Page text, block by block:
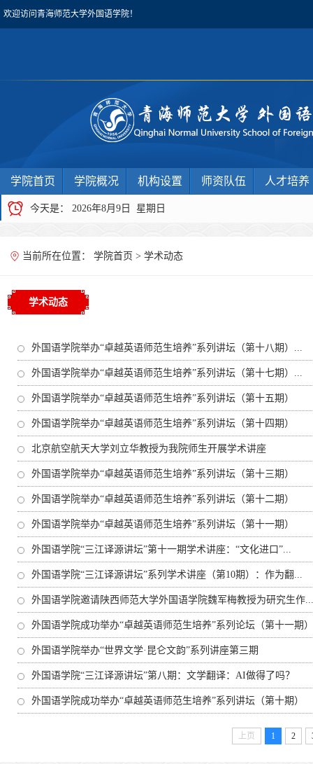
欢迎访问青海师范大学外国语学院！
学院首页 学院概况 机构设置 师资队伍 人才培养
今天是： 2026年8月9日 星期日
当前所在位置： 学院首页 > 学术动态
学术动态
外国语学院举办“卓越英语师范生培养”系列讲坛（第十八期）...
外国语学院举办“卓越英语师范生培养”系列讲坛（第十七期）...
外国语学院举办“卓越英语师范生培养”系列讲坛（第十五期）
外国语学院举办“卓越英语师范生培养”系列讲坛（第十四期）
北京航空航天大学刘立华教授为我院师生开展学术讲座
外国语学院举办“卓越英语师范生培养”系列讲坛（第十三期）
外国语学院举办“卓越英语师范生培养”系列讲坛（第十二期）
外国语学院举办“卓越英语师范生培养”系列讲坛（第十一期）
外国语学院“三江译源讲坛”第十一期学术讲座：“文化进口”...
外国语学院“三江译源讲坛”系列学术讲座（第10期）：作为翻...
外国语学院邀请陕西师范大学外国语学院魏军梅教授为研究生作...
外国语学院成功举办“卓越英语师范生培养”系列论坛（第十一期）
外国语学院举办“世界文学·昆仑文韵”系列讲座第三期
外国语学院“三江译源讲坛”第八期：文学翻译：AI做得了吗？
外国语学院成功举办“卓越英语师范生培养”系列讲坛（第十期）
上页 1 2